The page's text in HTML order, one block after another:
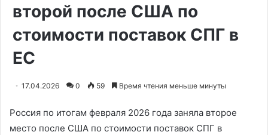
второй после США по
стоимости поставок СПГ в
ЕС
17.04.2026 0 59 Время чтения меньше минуты
Россия по итогам февраля 2026 года заняла второе
место после США по стоимости поставок СПГ в